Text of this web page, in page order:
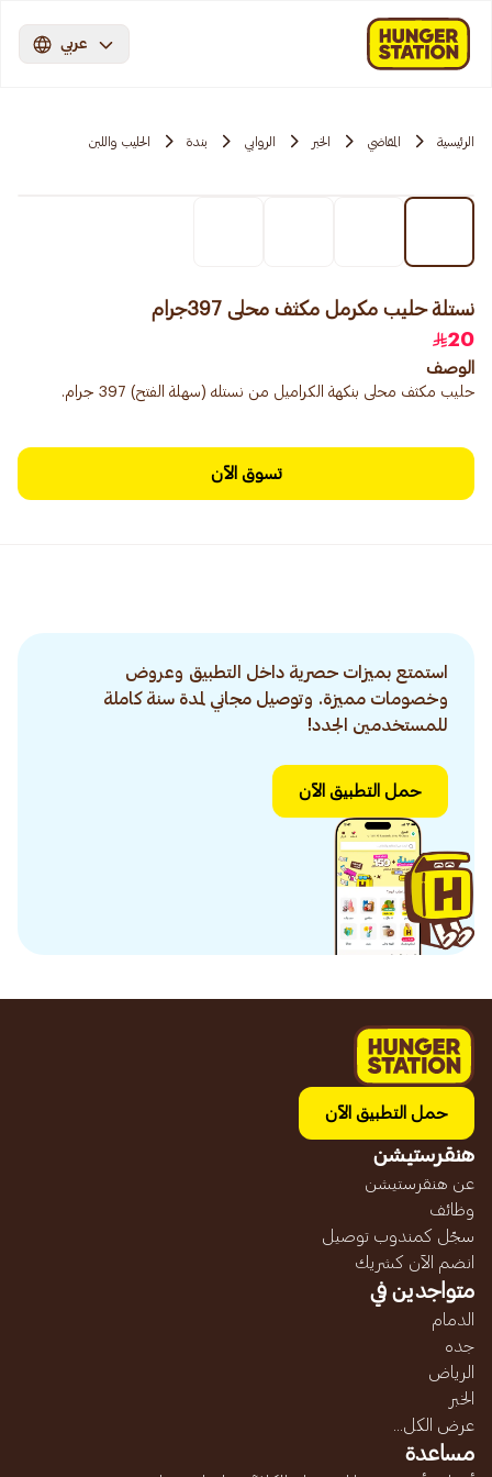
عربي
الرئيسية المقاضي الخبر الروابي بندة الحليب واللبن
نستلة حليب مكرمل مكثف محلى 397جرام
20
الوصف
حليب مكثف محلى بنكهة الكراميل من نستله (سهلة الفتح) 397 جرام.
تسوق الآن
استمتع بميزات حصرية داخل التطبيق وعروض
وخصومات مميزة. وتوصيل مجاني لمدة سنة كاملة
للمستخدمين الجدد!
حمل التطبيق الآن
حمل التطبيق الآن
هنقرستيشن
عن هنقرستيشن
وظائف
سجّل كمندوب توصيل
انضم الآن كشريك
متواجدين في
الدمام
جده
الرياض
الخبر
عرض الكل...
مساعدة